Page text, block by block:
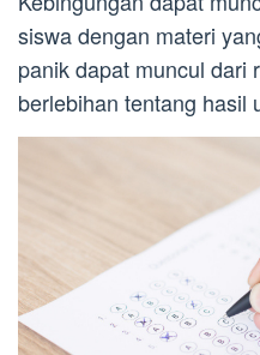
siswa dengan materi
panik dapat muncul dari
berlebihan tentang hasil